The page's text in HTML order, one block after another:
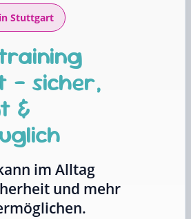
Stuttgart
sicher,
&
im Alltag
und mehr